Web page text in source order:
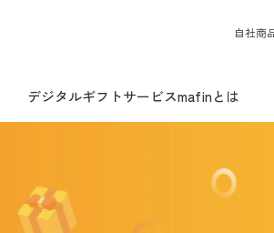
自社商
デジタルギフトサービスmafinとは